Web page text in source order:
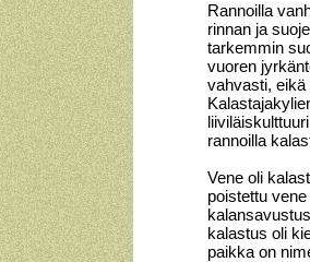
Rannoilla
rinnan ja
tarkemmin
vuoren
vahvasti, eikä
rannoilla
Vene oli
poistettu
kalastus oli
paikka on